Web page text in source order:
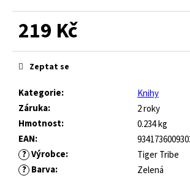
219 Kč
Měrná
cena:
Kategorie:
Knihy
Záruka:
2 roky
Hmotnost:
0.234 kg
EAN:
? Výrobce:
Tiger Tribe
? Barva:
Zelená
Zeptat se
u
GUMOVACÍ
PERO
ERASABLE
GEL
PEN